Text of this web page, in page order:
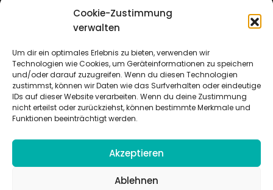
Cookie-Zustimmung
verwalten
Um dir ein optimales Erlebnis zu bieten, verwenden wir
Technologien wie Cookies, um Geräteinformationen zu speichern
und/oder darauf zuzugreifen. Wenn du diesen Technologien
zustimmst, können wir Daten wie das Surfverhalten oder eindeutige
IDs auf dieser Website verarbeiten. Wenn du deine Zustimmung
nicht erteilst oder zurückziehst, können bestimmte Merkmale und
Funktionen beeinträchtigt werden.
Akzeptieren
Ablehnen
Mitarbeitende in der christlichen Kinder-, Jugend- und jungen
Erwachsenenarbeit. Aufjofindet man unkompliziert und schnell
Beziehungsarbeit.
Beteiligte Verbände
CVJM-Landesverband Bayern e. V. |CVJM-Gesamtverband in
Deutschland e. V.
CVJM-Westbund e. V.|Deutscher Jugendverband „Entschieden für
Christus“ e. V.